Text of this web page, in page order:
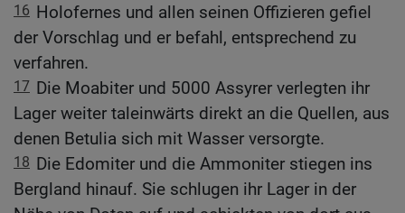
16 Holofernes und allen seinen Offizieren gefiel
der Vorschlag und er befahl, entsprechend zu
verfahren.
17 Die Moabiter und 5000 Assyrer verlegten ihr
Lager weiter taleinwärts direkt an die Quellen, aus
denen Betulia sich mit Wasser versorgte.
18 Die Edomiter und die Ammoniter stiegen ins
Bergland hinauf. Sie schlugen ihr Lager in der